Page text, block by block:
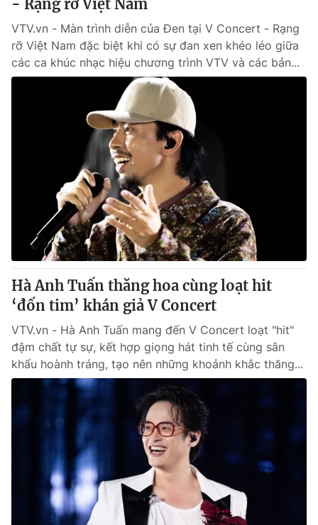
Emagazine
Photo Infographic
Shorts video
VTV Thể thao
VTV Sức khoẻ Bất động sản
Thị trường 24h Tấm lòng Việt
VTV4 Vươn mình bằng AI
VTV9 VTV8
Liên hệ tòa soạn English
THỜI BÁO VTV
Theo dõi báo trên
Cơ quan chủ quản:
Đài Truyền hình Việt Nam
- Rạng rỡ Việt Nam
VTV.vn - Màn trình diễn của Đen tại V Concert - Rạng
rỡ Việt Nam đặc biệt khi có sự đan xen khéo léo giữa
các ca khúc nhạc hiệu chương trình VTV và các bản...
Hà Anh Tuấn thăng hoa cùng loạt hit
‘đốn tim’ khán giả V Concert
VTV.vn - Hà Anh Tuấn mang đến V Concert loạt "hit"
đậm chất tự sự, kết hợp giọng hát tinh tế cùng sân
khấu hoành tráng, tạo nên những khoảnh khắc thăng...